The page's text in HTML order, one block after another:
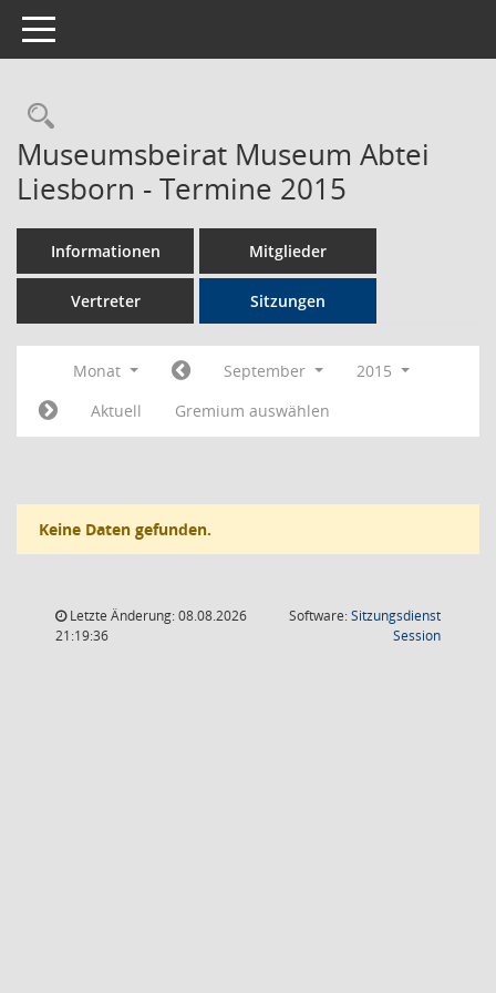
Toggle navigation
Rechercheauswahl
Museumsbeirat Museum Abtei
Liesborn - Termine 2015
Informationen Mitglieder
Vertreter Sitzungen
Monat September
2015
Aktuell
Gremium auswählen
Keine Daten gefunden.
Letzte Änderung: 08.08.2026
21:19:36
Software:Sitzungsdienst
Session(Wird in